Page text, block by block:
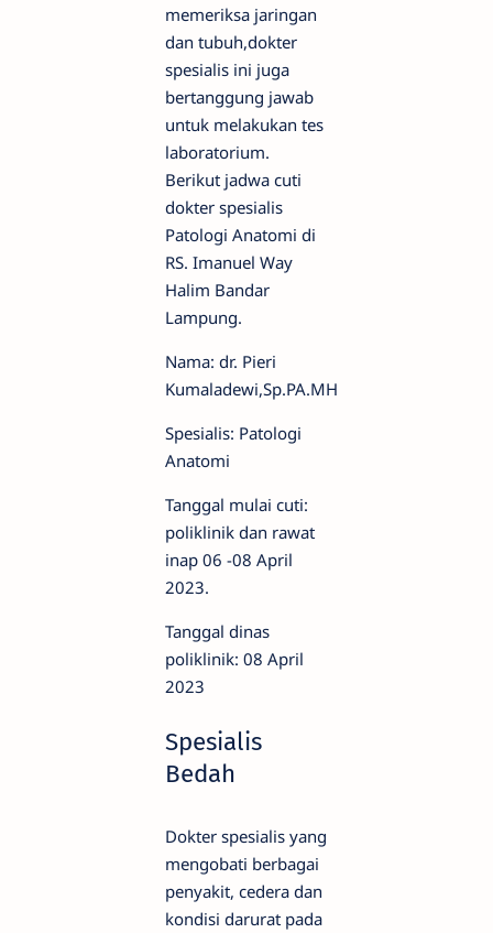
memeriksa jaringan
dan tubuh,dokter
spesialis ini juga
bertanggung jawab
untuk melakukan tes
laboratorium.
Berikut jadwa cuti
dokter spesialis
Patologi Anatomi di
RS. Imanuel Way
Halim Bandar
Lampung.
Nama: dr. Pieri
Kumaladewi,Sp.PA.MH
Spesialis: Patologi
Anatomi
Tanggal mulai cuti:
poliklinik dan rawat
inap 06 -08 April
2023.
Tanggal dinas
poliklinik: 08 April
2023
Spesialis
Bedah
Dokter spesialis yang
mengobati berbagai
penyakit, cedera dan
kondisi darurat pada